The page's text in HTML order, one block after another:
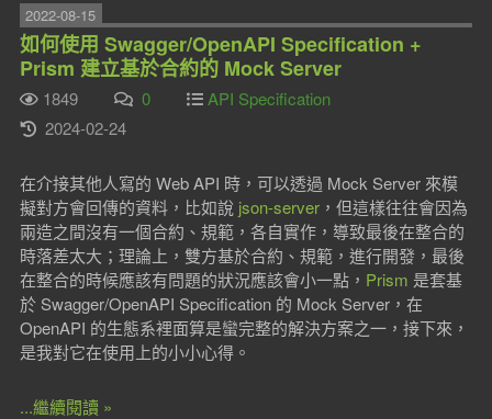
2022-08-15
如何使用 Swagger/OpenAPI Specification +
Prism 建立基於合約的 Mock Server
1849 0
API Specification
2024-02-24
在介接其他人寫的 Web API 時，可以透過 Mock Server 來模
擬對方會回傳的資料，比如說 json-server，但這樣往往會因為
兩造之間沒有一個合約、規範，各自實作，導致最後在整合的
時落差太大；理論上，雙方基於合約、規範，進行開發，最後
在整合的時候應該有問題的狀況應該會小一點， Prism 是套基
於 Swagger/OpenAPI Specification 的 Mock Server，在
OpenAPI 的生態系裡面算是蠻完整的解決方案之一，接下來，
是我對它在使用上的小小心得。
...繼續閱讀 »